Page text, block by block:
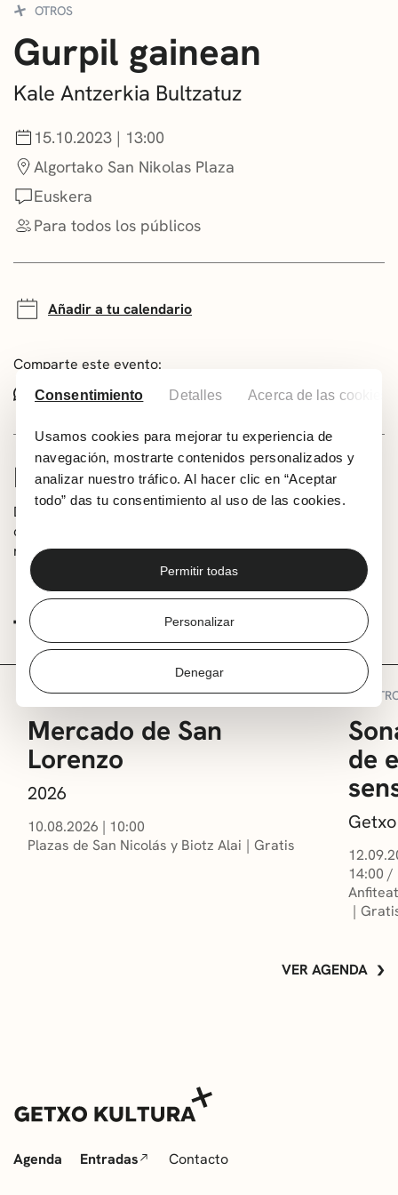
Consentimiento Detalles Acerca de las cookies
Usamos cookies para mejorar tu experiencia de
navegación, mostrarte contenidos personalizados y
analizar nuestro tráfico. Al hacer clic en “Aceptar
todo” das tu consentimiento al uso de las cookies.
Permitir todas
Personalizar
Denegar
NOTICIAS
GETXO KULTURA
ASOCIACIONES CULTURALES
OTROS
Gurpil gainean
Kale Antzerkia Bultzatuz
15.10.2023 | 13:00
Algortako San Nikolas Plaza
Euskera
Para todos los públicos
Añadir a tu calendario
Comparte este evento:
Whatsapp
Facebook X
INFORMACIÓN
Demode Quartet nos acerca un espectáculo musical con
cuatro voces a capella con grandes dosis de humor que
no dejará indiferente al público.
TE PUEDE INTERESAR
OTROS
Mercado de San
Lorenzo
2026
10.08.2026 | 10:00
Plazas de San Nicolás y Biotz Alai
Gratis
de
14:00 /
VER AGENDA
Agenda Entradas Contacto